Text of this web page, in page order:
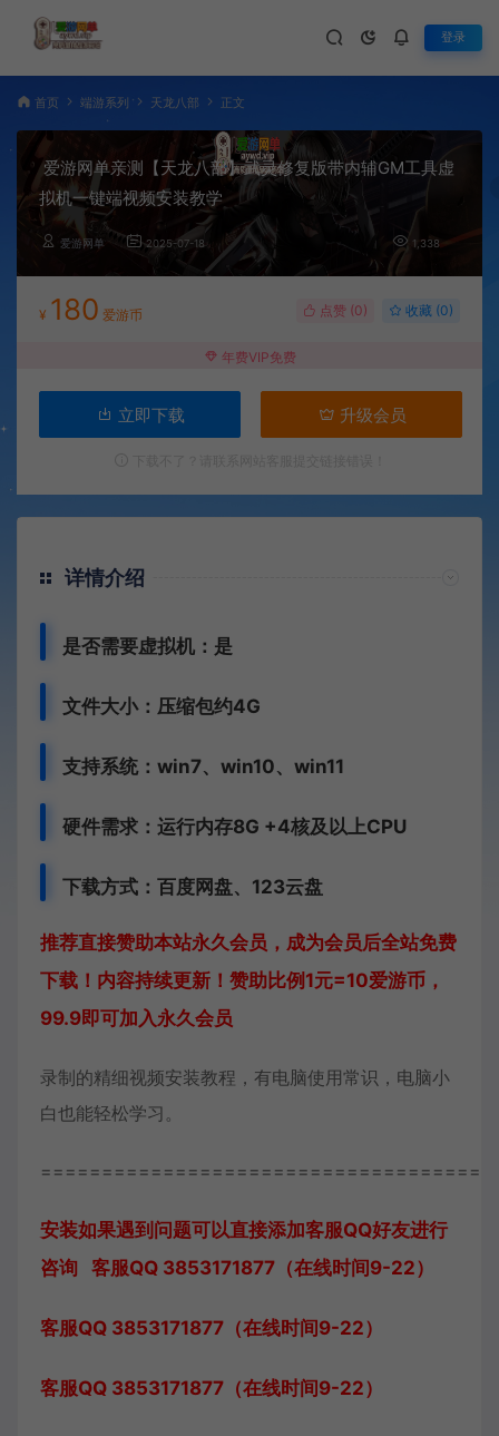
登录
首页 端游系列 天龙八部 正文
爱游网单亲测【天龙八部】武灵修复版带内辅GM工具虚
拟机一键端视频安装教学
爱游网单 2025-07-18 1,338
¥ 180 爱游币 点赞 (0) 收藏 (0)
年费VIP免费
立即下载 升级会员
详情介绍
是否需要虚拟机：是
文件大小：压缩包约4G
支持系统：win7、win10、win11
硬件需求：运行内存8G +4核及以上CPU
下载方式： 百度网盘、 123云盘
推荐直接赞助本站永久会员，成为会员后全站免费
下载！内容持续更新！赞助比例1元=10爱游币，
99.9即可加入永久会员
录制的精细视频安装教程，有电脑使用常识，电脑小
白也能轻松学习。
安装如果遇到问题可以直接添加客服QQ好友进行
咨询 客服QQ 3853171877（在线时间9-22）
客服QQ 3853171877（在线时间9-22）
客服QQ 3853171877（在线时间9-22）